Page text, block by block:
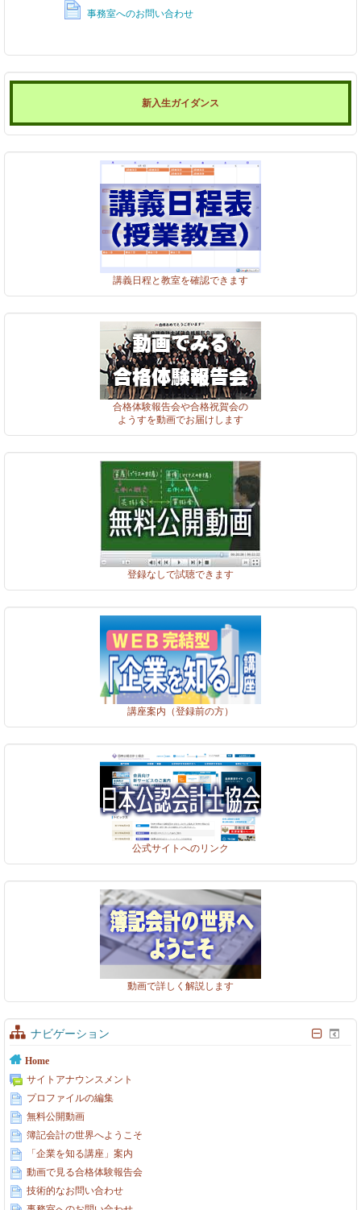
事務室へのお問い合わせ
新入生ガイダンス
講義日程と教室を確認できます
合格体験報告会や合格祝賀会の
ようすを動画でお届けします
登録なしで試聴できます
講座案内（登録前の方）
公式サイトへのリンク
動画で詳しく解説します
ナビゲーション
Home
サイトアナウンスメント
プロファイルの編集
無料公開動画
簿記会計の世界へようこそ
「企業を知る講座」案内
動画で見る合格体験報告会
技術的なお問い合わせ